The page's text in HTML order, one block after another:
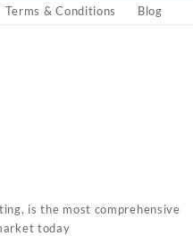
Terms & Conditions Blog
is the most comprehensive
today